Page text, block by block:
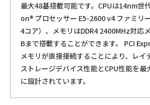
最大48基搭載可能です。CPUは14nm世
on® プロセッサー E5-2600 v4 ファミリ
4コア）、メモリはDDR4 2400MHz対応
Bまで搭載することができます。 PCI
メモリが直接接続することにより、レイ
ストレージデバイス性能とCPU性能を最
に設計されています。